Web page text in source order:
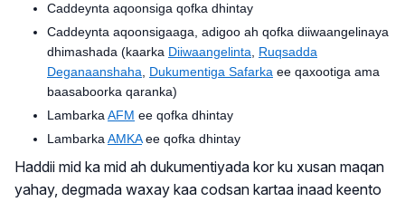
Caddeynta aqoonsiga qofka dhintay
Caddeynta aqoonsigaaga, adigoo ah qofka diiwaangelinaya
dhimashada (kaarka Diiwaangelinta
Ruqsadda
Deganaanshaha
Dukumentiga Safarka ee qaxootiga ama
baasaboorka qaranka)
Lambarka AFM ee qofka dhintay
Lambarka AMKAee qofka dhintay
Haddii mid ka mid ah dukumentiyada kor ku xusan maqan
yahay, degmada waxay kaa codsan kartaa inaad keento